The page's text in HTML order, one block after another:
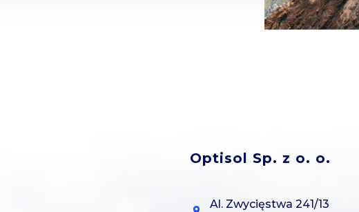
Optisol Sp. z o. o.
Al. Zwycięstwa 241/13